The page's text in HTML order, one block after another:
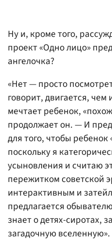
Ну и, кроме того,
проект «Одно лицо»
ангелочка?
«Нет — просто
говорит, двигается, чем
мечтает ребенок,
продолжает он. — И
для того, чтобы ребенок
поскольку я
усыновления и считаю
пережитком советской
интерактивным и
предлагается
знает о детях-сиротах,
загадочную вселенную».